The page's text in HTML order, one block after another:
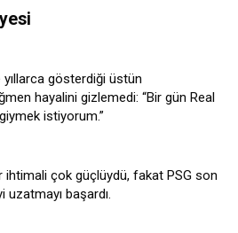
yıllarca gösterdiği üstün
hayalini gizlemedi: “Bir gün Real
istiyorum.”
ihtimali çok güçlüydü, fakat PSG son
başardı.